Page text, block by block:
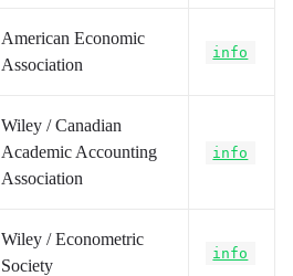
American Economic
Association
info
Wiley / Canadian
Academic Accounting
Association
info
Wiley / Econometric
Society
info